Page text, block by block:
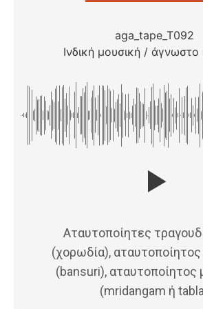
aga_tape_T092
Ινδική μουσική / άγνωστο
Αταυτοποίητες
(χορωδία),
(bansuri), αταυτοποίητος
(mridangam ή